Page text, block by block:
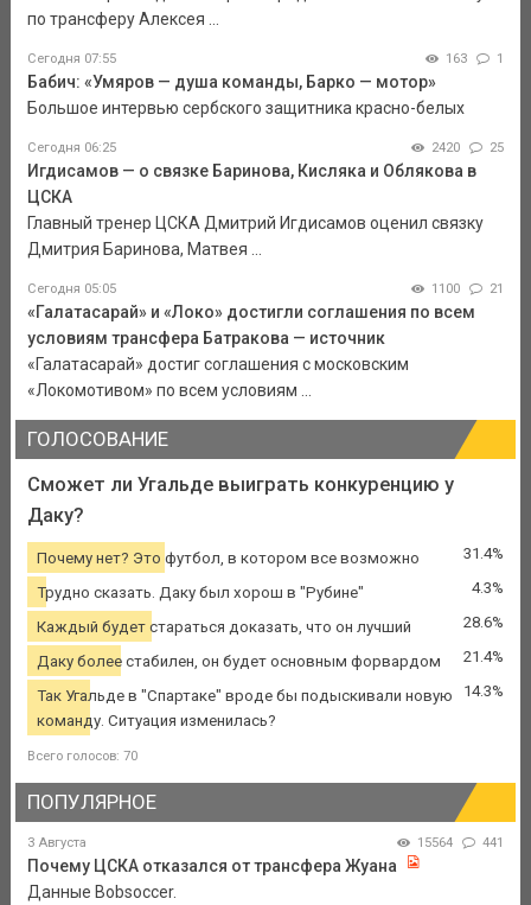
по трансферу Алексея ...
Сегодня 07:55 163 1
Бабич: «Умяров — душа команды, Барко — мотор»
Большое интервью сербского защитника красно-белых
Сегодня 06:25 2420 25
Игдисамов — о связке Баринова, Кисляка и Облякова в
ЦСКА
Главный тренер ЦСКА Дмитрий Игдисамов оценил связку
Дмитрия Баринова, Матвея ...
Сегодня 05:05 1100 21
«Галатасарай» и «Локо» достигли соглашения по всем
условиям трансфера Батракова — источник
«Галатасарай» достиг соглашения с московским
«Локомотивом» по всем условиям ...
ГОЛОСОВАНИЕ
Сможет ли Угальде выиграть конкуренцию у
Даку?
Почему нет? Это футбол, в котором все возможно 31.4%
Трудно сказать. Даку был хорош в "Рубине" 4.3%
Каждый будет стараться доказать, что он лучший 28.6%
Даку более стабилен, он будет основным форвардом 21.4%
Так Угальде в "Спартаке" вроде бы подыскивали новую
команду. Ситуация изменилась?
14.3%
Всего голосов: 70
ПОПУЛЯРНОЕ
3 Августа 15564 441
Почему ЦСКА отказался от трансфера Жуана
Данные Bobsoccer.